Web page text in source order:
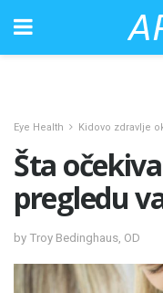
Eye Health Kidovo zdravlje
Šta
pregledu
by Troy Bedinghaus, OD